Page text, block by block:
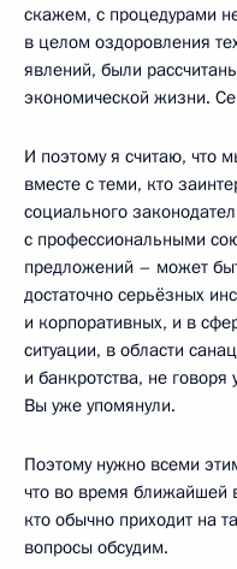
скажем, с процедурами
в целом оздоровления
явлений, были
экономической жизни.
И поэтому я считаю, что
вместе с теми, кто
социального
с профессиональными
предложений – может
достаточно серьёзных
и корпоративных, и в
ситуации, в области
и банкротства, не
Вы уже упомянули.
Поэтому нужно всеми
что во время ближайшей
кто обычно приходит на
вопросы обсудим.